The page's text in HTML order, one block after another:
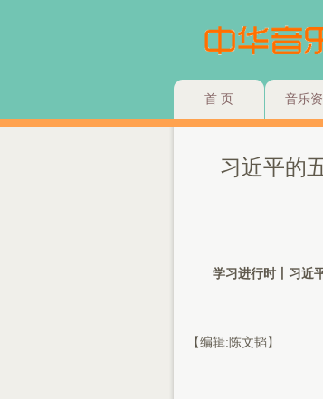
首 页 音乐
习近平的
学习进行时丨习近平
【编辑:陈文韬】